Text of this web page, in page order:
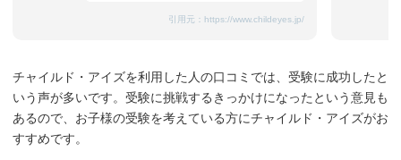
ようとしたところ、本人から「真っ先に
子が、いつもチャイルド・アイズの先生
が「大丈夫だから！できるから！」と励
ましてくれ、「こんなにできるんだか
引用元： https://www.childeyes.jp/
チャイルド・アイズを利用した人の口コミでは、受験に成功したと
いう声が多いです。受験に挑戦するきっかけになったという意見も
あるので、お子様の受験を考えている方にチャイルド・アイズがお
すすめです。